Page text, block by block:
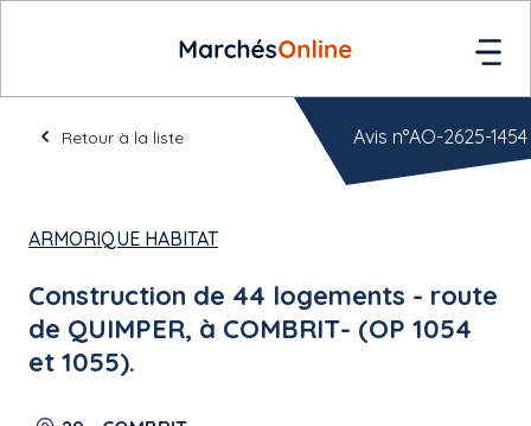
Retour à la liste
ARMORIQUE HABITAT
Construction de 44 logements - route
de QUIMPER, à COMBRIT- (OP 1054
et 1055).
Avis n°AO-2625-1454